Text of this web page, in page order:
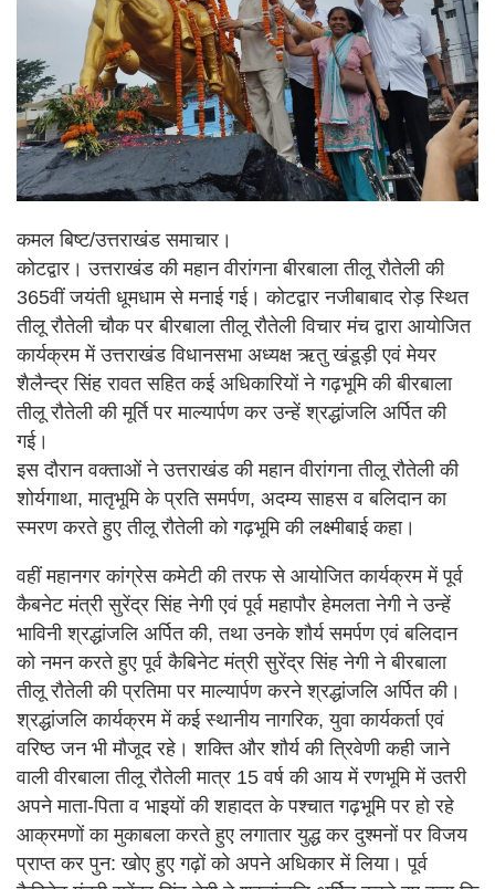
कमल बिष्ट/उत्तराखंड समाचार।
कोटद्वार। उत्तराखंड की महान वीरांगना बीरबाला तीलू रौतेली की
365वीं जयंती धूमधाम से मनाई गई। कोटद्वार नजीबाबाद रोड़ स्थित
तीलू रौतेली चौक पर बीरबाला तीलू रौतेली विचार मंच द्वारा आयोजित
कार्यक्रम में उत्तराखंड विधानसभा अध्यक्ष ऋतु खंडूड़ी एवं मेयर
शैलैन्द्र सिंह रावत सहित कई अधिकारियों ने गढ़भूमि की बीरबाला
तीलू रौतेली की मूर्ति पर माल्यार्पण कर उन्हें श्रद्धांजलि अर्पित की
गई।
इस दौरान वक्ताओं ने उत्तराखंड की महान वीरांगना तीलू रौतेली की
शोर्यगाथा, मातृभूमि के प्रति समर्पण, अदम्य साहस व बलिदान का
स्मरण करते हुए तीलू रौतेली को गढ़भूमि की लक्ष्मीबाई कहा।
वहीं महानगर कांग्रेस कमेटी की तरफ से आयोजित कार्यक्रम में पूर्व
कैबनेट मंत्री सुरेंद्र सिंह नेगी एवं पूर्व महापौर हेमलता नेगी ने उन्हें
भाविनी श्रद्धांजलि अर्पित की, तथा उनके शौर्य समर्पण एवं बलिदान
को नमन करते हुए पूर्व कैबिनेट मंत्री सुरेंद्र सिंह नेगी ने बीरबाला
तीलू रौतेली की प्रतिमा पर माल्यार्पण करने श्रद्धांजलि अर्पित की।
श्रद्धांजलि कार्यक्रम में कई स्थानीय नागरिक, युवा कार्यकर्ता एवं
वरिष्ठ जन भी मौजूद रहे। शक्ति और शौर्य की त्रिवेणी कही जाने
वाली वीरबाला तीलू रौतेली मात्र 15 वर्ष की आय में रणभूमि में उतरी
अपने माता-पिता व भाइयों की शहादत के पश्चात गढ़भूमि पर हो रहे
आक्रमणों का मुकाबला करते हुए लगातार युद्ध कर दुश्मनों पर विजय
प्राप्त कर पुन: खोए हुए गढ़ों को अपने अधिकार में लिया। पूर्व